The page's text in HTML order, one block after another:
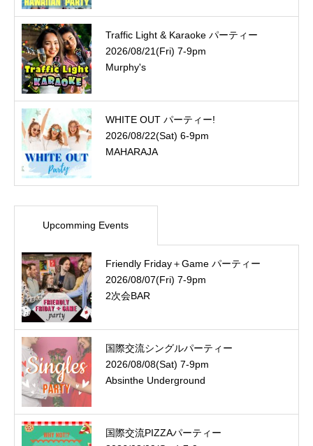
Traffic Light & Karaoke パーティー
2026/08/21(Fri) 7-9pm
Murphy's
WHITE OUT パーティー!
2026/08/22(Sat) 6-9pm
MAHARAJA
Upcomming Events
Friendly Friday＋Game パーティー
2026/08/07(Fri) 7-9pm
2次会BAR
国際交流シングルパーティー
2026/08/08(Sat) 7-9pm
Absinthe Underground
国際交流PIZZAパーティー